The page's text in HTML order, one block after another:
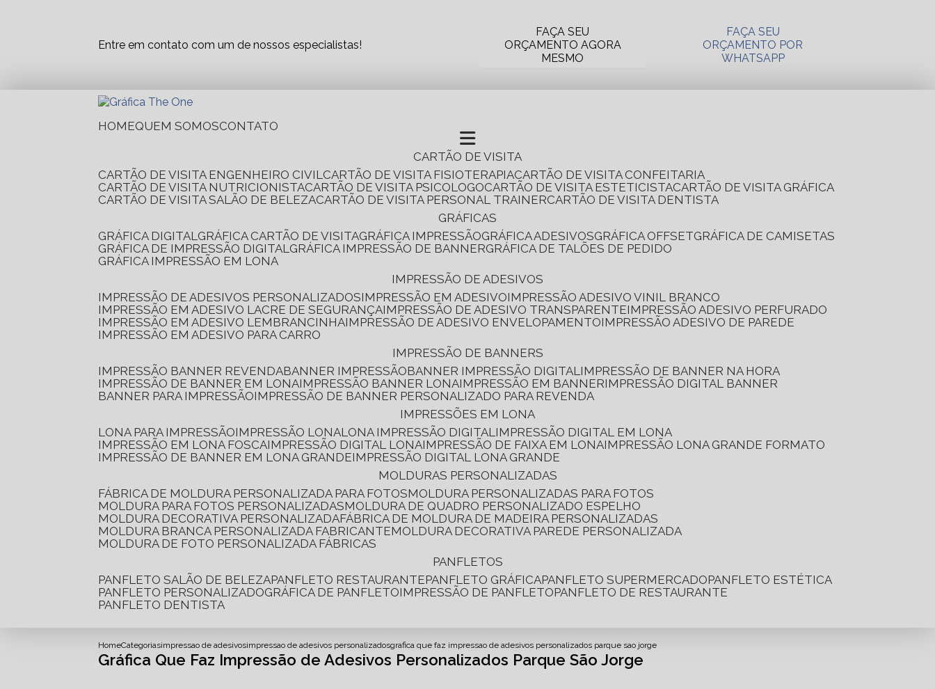
Entre em contato com um de nossos especialistas!
FAÇA SEU
ORÇAMENTO AGORA
MESMO
FAÇA SEU
ORÇAMENTO POR
WHATSAPP
HOME QUEM SOMOS CONTATO
CARTÃO DE VISITA
CARTÃO DE VISITA ENGENHEIRO CIVIL CARTÃO DE VISITA FISIOTERAPIA CARTÃO DE VISITA CONFEITARIA
CARTÃO DE VISITA NUTRICIONISTA CARTÃO DE VISITA PSICOLOGO CARTÃO DE VISITA ESTETICISTA CARTÃO DE VISITA GRÁFICA
CARTÃO DE VISITA SALÃO DE BELEZA CARTÃO DE VISITA PERSONAL TRAINER CARTÃO DE VISITA DENTISTA
GRÁFICAS
GRÁFICA DIGITAL
GRÁFICA CARTÃO DE VISITA GRÁFICA IMPRESSÃO GRÁFICA ADESIVOS GRÁFICA OFFSET
GRÁFICA DE CAMISETAS
GRÁFICA DE IMPRESSÃO DIGITAL
GRÁFICA IMPRESSÃO DE BANNER
GRÁFICA DE TALÕES DE PEDIDO
GRÁFICA IMPRESSÃO EM LONA
IMPRESSÃO DE ADESIVOS
IMPRESSÃO DE ADESIVOS PERSONALIZADOS IMPRESSÃO EM ADESIVO IMPRESSÃO ADESIVO VINIL BRANCO
IMPRESSÃO EM ADESIVO LACRE DE SEGURANÇA IMPRESSÃO DE ADESIVO TRANSPARENTE IMPRESSÃO ADESIVO PERFURADO
IMPRESSÃO EM ADESIVO LEMBRANCINHA IMPRESSÃO DE ADESIVO ENVELOPAMENTO IMPRESSÃO ADESIVO DE PAREDE
IMPRESSÃO EM ADESIVO PARA CARRO
IMPRESSÃO DE BANNERS
IMPRESSÃO BANNER REVENDA
BANNER IMPRESSÃO BANNER IMPRESSÃO DIGITAL IMPRESSÃO DE BANNER NA HORA
IMPRESSÃO DE BANNER EM LONA IMPRESSÃO BANNER LONA IMPRESSÃO EM BANNER IMPRESSÃO DIGITAL BANNER
BANNER PARA IMPRESSÃO IMPRESSÃO DE BANNER PERSONALIZADO PARA REVENDA
IMPRESSÕES EM LONA
LONA PARA IMPRESSÃO IMPRESSÃO LONA LONA IMPRESSÃO DIGITAL IMPRESSÃO DIGITAL EM LONA
IMPRESSÃO EM LONA FOSCA IMPRESSÃO DIGITAL LONA IMPRESSÃO DE FAIXA EM LONA IMPRESSÃO LONA GRANDE FORMATO
IMPRESSÃO DE BANNER EM LONA GRANDE IMPRESSÃO DIGITAL LONA GRANDE
MOLDURAS PERSONALIZADAS
FÁBRICA DE MOLDURA PERSONALIZADA PARA FOTOS
MOLDURA PERSONALIZADAS PARA FOTOS
MOLDURA PARA FOTOS PERSONALIZADAS
MOLDURA DE QUADRO PERSONALIZADO ESPELHO
MOLDURA DECORATIVA PERSONALIZADA FÁBRICA DE MOLDURA DE MADEIRA PERSONALIZADAS
MOLDURA BRANCA PERSONALIZADA FABRICANTE
MOLDURA DECORATIVA PAREDE PERSONALIZADA
MOLDURA DE FOTO PERSONALIZADA FÁBRICAS
PANFLETOS
PANFLETO SALÃO DE BELEZA PANFLETO RESTAURANTE PANFLETO GRÁFICA PANFLETO SUPERMERCADO PANFLETO ESTÉTICA
PANFLETO PERSONALIZADO
GRÁFICA DE PANFLETO IMPRESSÃO DE PANFLETO PANFLETO DE RESTAURANTE
PANFLETO DENTISTA
HomeCategoriasimpressao de adesivosimpressao de adesivos personalizadosgrafica que faz impressao de adesivos personalizados parque sao jorge
Gráfica Que Faz Impressão de Adesivos Personalizados Parque São Jorge